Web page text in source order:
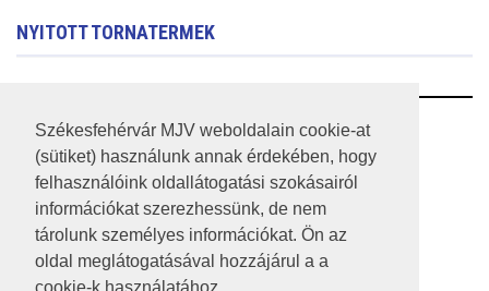
Székesfehérvár MJV weboldalain cookie-at
(sütiket) használunk annak érdekében, hogy
felhasználóink oldallátogatási szokásairól
információkat szerezhessünk, de nem
tárolunk személyes információkat. Ön az
oldal meglátogatásával hozzájárul a a
NYITOTT TORNATERMEK
RSS
A HONLAP 2017.03.31-I ÁLLAPOTA
JOGI NYILATKOZAT
IMPRESSZUM